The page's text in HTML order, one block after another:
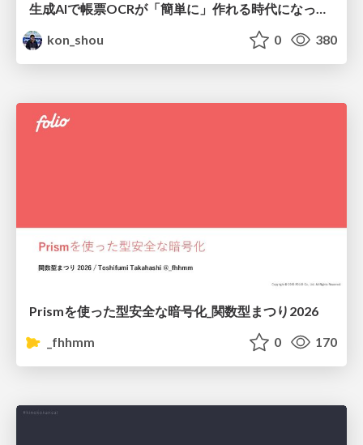
生成AIで帳票OCRが「簡単に」作れる時代になった？
kon_shou
0 380
Prismを使った型安全な暗号化_関数型まつり2026
_fhhmm
0 170